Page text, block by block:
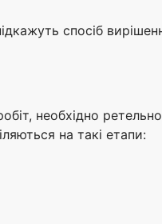
спосіб
необхідно ретельно
на такі етапи: